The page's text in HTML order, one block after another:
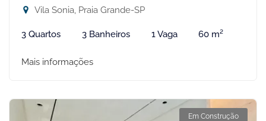
Vila Sonia, Praia Grande-SP
3 Quartos 3 Banheiros 1 Vaga 60 m²
Mais informações
Em Construção